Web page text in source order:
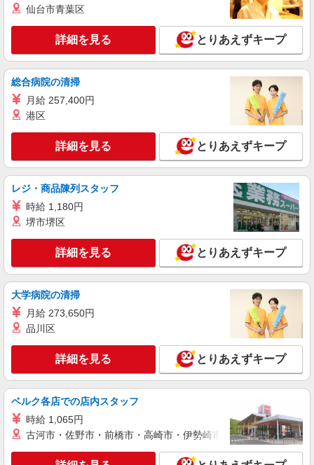
キープ 詳細を見る
パート
カヒコ アクアシティお台場店
ハワイアン雑貨・衣料・アクセサリー販売スタ
時給1,270円〜 ※試用期間3ヶ月（同給与） ★
カヒコ アクアシティお台場店 東京都港区台
場1-7-1 アクアシティお台場 3F東
キープ 詳細を見る
アルバイト
ユニクロ ウィング新橋店［ 長期AL ］
カジュアル衣料販売スタッフ 長期アルバイ
ト
時給1,300円〜1,755円 ※7:00〜9:00・17:00〜
ユニクロ ウィング新橋店 （東京都港区新橋2
丁目東口地下街1号 ウイング新橋地下1階）
キープ 詳細を見る
アルバイト
ユニクロ エキュート品川店［ 長期AL ］
カジュアル衣料販売スタッフ 長期アルバイ
時給1,230円〜1,661円 【7時〜9時 時給1,400
円／17時〜22時 時給1,400円／22時以降 時給
仙台市青葉区
詳細を見る とりあえずキープ
総合病院の清掃
月給 257,400円
港区
詳細を見る とりあえずキープ
レジ・商品陳列スタッフ
時給 1,180円
堺市堺区
詳細を見る とりあえずキープ
大学病院の清掃
月給 273,650円
品川区
詳細を見る とりあえずキープ
ベルク各店での店内スタッフ
時給 1,065円
古河市・佐野市・前橋市・高崎市・伊勢崎市・太田市・館林市